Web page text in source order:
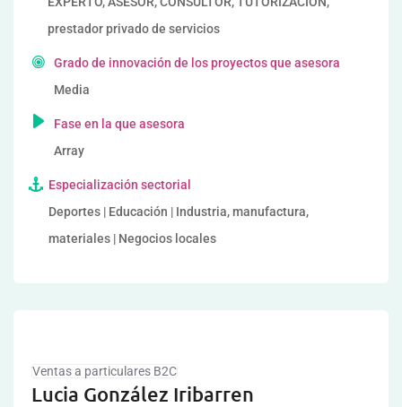
prestador privado de servicios
Grado de innovación de los proyectos que asesora
Media
Fase en la que asesora
Array
Especialización sectorial
Deportes | Educación | Industria, manufactura,
materiales | Negocios locales
Ventas a particulares B2C
Lucia González Iribarren